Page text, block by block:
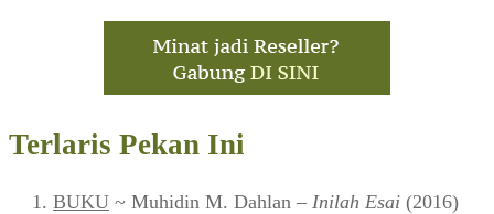
Terlaris Pekan Ini
BUKU ~ Muhidin M. Dahlan – Inilah Esai (2016)